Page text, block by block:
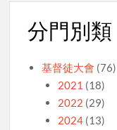
分門別類
基督徒大會 (76)
2021 (18)
2022 (29)
2024(13)